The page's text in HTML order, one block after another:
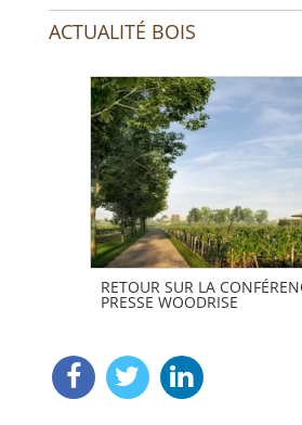
ACTUALITÉ BOIS
RETOUR SUR LA
PRESSE WOODRISE